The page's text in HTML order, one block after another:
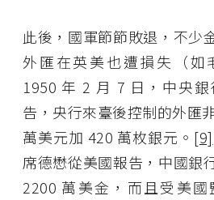
此後，國軍節節敗退，不少
外匯在英美也遭損失（如
1950 年 2 月 7 日，中央
告，央行來臺後控制的外匯
萬美元加 420 萬枚銀元。 [9]
席德懋從美國報告，中國銀
2200 萬美金，而且受美國